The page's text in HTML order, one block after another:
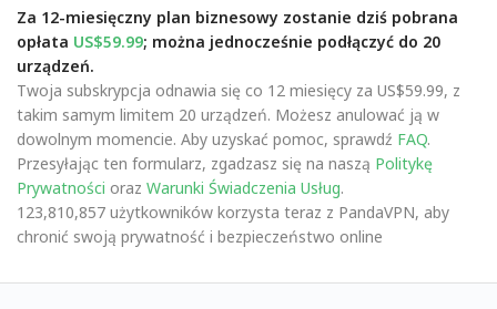
Za 12-miesięczny plan biznesowy zostanie dziś pobrana
opłata US$59.99; można jednocześnie podłączyć do 20
urządzeń.
Twoja subskrypcja odnawia się co 12 miesięcy za US$59.99, z
takim samym limitem 20 urządzeń. Możesz anulować ją w
dowolnym momencie. Aby uzyskać pomoc, sprawdź FAQ.
Przesyłając ten formularz, zgadzasz się na naszą Politykę
Prywatności oraz Warunki Świadczenia Usług.
123,810,857 użytkowników korzysta teraz z PandaVPN, aby
chronić swoją prywatność i bezpieczeństwo online